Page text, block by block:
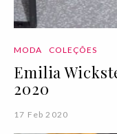
MODA COLEÇÕES
Emilia
2020
17 Feb 2020